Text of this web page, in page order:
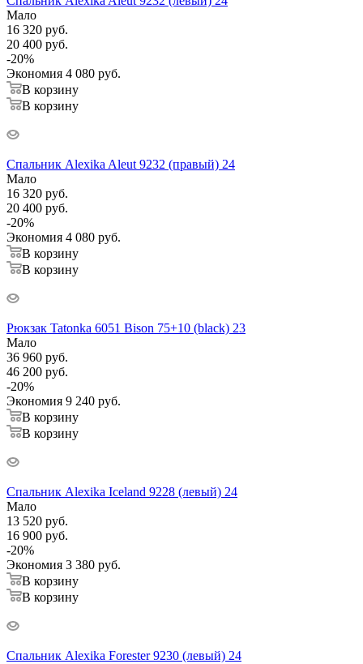
Мало
16 320 руб.
20 400 руб.
-20%
Экономия 4 080 руб.
В корзину
В корзину
Спальник Alexika Aleut 9232 (правый) 24
Мало
16 320 руб.
20 400 руб.
-20%
Экономия 4 080 руб.
В корзину
В корзину
Рюкзак Tatonka 6051 Bison 75+10 (black) 23
Мало
36 960 руб.
46 200 руб.
-20%
Экономия 9 240 руб.
В корзину
В корзину
Спальник Alexika Iceland 9228 (левый) 24
Мало
13 520 руб.
16 900 руб.
-20%
Экономия 3 380 руб.
В корзину
В корзину
Спальник Alexika Forester 9230 (левый) 24